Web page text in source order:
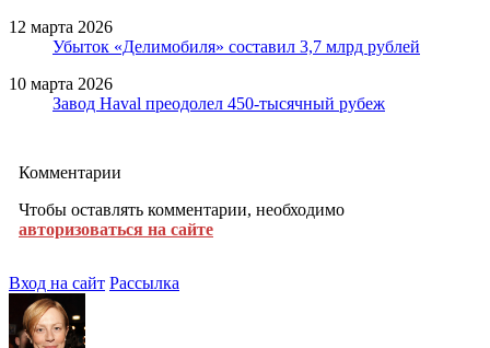
12 марта 2026
Убыток «Делимобиля» составил 3,7 млрд рублей
10 марта 2026
Завод Haval преодолел 450-тысячный рубеж
Комментарии
Чтобы оставлять комментарии, необходимо
авторизоваться на сайте
Вход на сайт Рассылка